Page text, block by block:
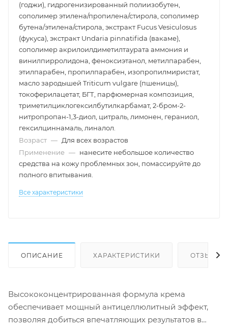
(годжи), гидрогенизированный полиизобутен,
сополимер этилена/пропилена/стирола, сополимер
бутена/этилена/стирола, экстракт Fucus Vesiculosus
(фукуса), экстракт Undaria pinnatifida (вакаме),
сополимер акрилоилдиметилтаурата аммония и
винилпирролидона, феноксиэтанол, метилпарабен,
этилпарабен, пропилпарабен, изопропилмиристат,
масло зародышей Triticum vulgare (пшеницы),
токоферилацетат, БГТ, парфюмерная композиция,
триметилциклогексилбутилкарбамат, 2-бром-2-
нитропропан-1,3-диол, цитраль, лимонен, гераниол,
гексилциннамаль, линалол.
Возраст — Для всех возрастов
Применение — нанесите небольшое количество
средства на кожу проблемных зон, помассируйте до
полного впитывания.
Все характеристики
ОПИСАНИЕ ХАРАКТЕРИСТИКИ ОТЗЫВЫ
Высококонцентрированная формула крема
обеспечивает мощный антицеллюлитный эффект,
позволяя добиться впечатляющих результатов в